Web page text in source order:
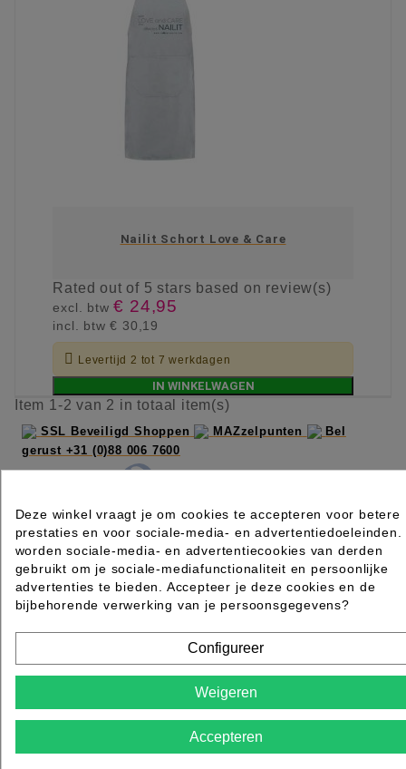
Nailit Schort Love & Care
Ratedout of 5 stars based on review(s)
excl. btw€ 24,95
incl. btw€ 30,19
 Levertijd 2 tot 7 werkdagen
IN WINKELWAGEN
Item 1-2 van 2 in totaal item(s)
SSL Beveiligd Shoppen MAZzelpunten
Bel
gerust +31 (0)88 006 7600
MAZ Beautyland onderdeel van MSK
Ambacht 6
Adres:Ambacht 6 5301 KW Zaltbommel
Dotterbloemstraat 20 3053 JV Rotterdam
Openingstijden winkel:
Deze winkel vraagt je om cookies te accepteren voor betere
prestaties en voor sociale-media- en advertentiedoeleinden.
worden sociale-media- en advertentiecookies van derden
gebruikt om je sociale-mediafunctionaliteit en persoonlijke
advertenties te bieden. Accepteer je deze cookies en de
bijbehorende verwerking van je persoonsgegevens?
Configureer
Weigeren
Accepteren